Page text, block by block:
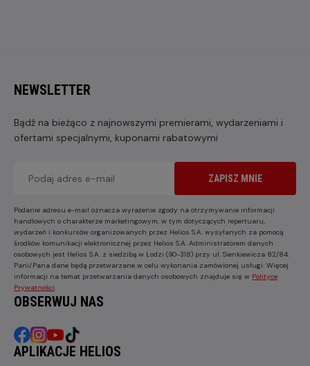
NEWSLETTER
Bądź na bieżąco z najnowszymi premierami, wydarzeniami i
ofertami specjalnymi, kuponami rabatowymi
ZAPISZ MNIE
Podanie adresu e-mail oznacza wyrażenie zgody na otrzymywanie informacji
handlowych o charakterze marketingowym, w tym dotyczących repertuaru,
wydarzeń i konkursów organizowanych przez Helios S.A. wysyłanych za pomocą
środków komunikacji elektronicznej przez Helios S.A. Administratorem danych
osobowych jest Helios S.A. z siedzibą w Łodzi (90-318) przy ul. Sienkiewicza 82/84.
Pani/Pana dane będą przetwarzane w celu wykonania zamówionej usługi. Więcej
informacji na temat przetwarzania danych osobowych znajduje się w Polityce
Prywatności
OBSERWUJ NAS
APLIKACJE HELIOS